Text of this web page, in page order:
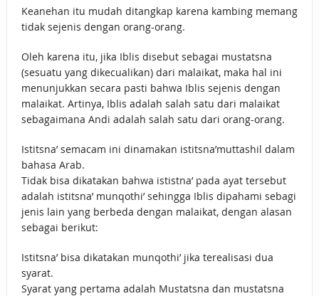
Keanehan itu mudah ditangkap karena kambing memang
tidak sejenis dengan orang-orang.
Oleh karena itu, jika Iblis disebut sebagai mustatsna
(sesuatu yang dikecualikan) dari malaikat, maka hal ini
menunjukkan secara pasti bahwa Iblis sejenis dengan
malaikat. Artinya, Iblis adalah salah satu dari malaikat
sebagaimana Andi adalah salah satu dari orang-orang.
Istitsna’ semacam ini dinamakan istitsna’muttashil dalam
bahasa Arab.
Tidak bisa dikatakan bahwa ististna’ pada ayat tersebut
adalah istitsna’ munqothi’ sehingga Iblis dipahami sebagi
jenis lain yang berbeda dengan malaikat, dengan alasan
sebagai berikut:
Istitsna’ bisa dikatakan munqothi’ jika terealisasi dua
syarat.
Syarat yang pertama adalah Mustatsna dan mustatsna